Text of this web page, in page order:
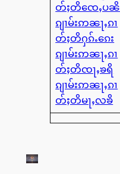
တ်ႈတိၸေႇပၼိ
ၵျၢမ်းဢၼႃႇၵၢ
တ်ႈတိႁၵ်ႉၵေး
ၵျၢမ်းဢၼႃႇၵၢ
တ်ႈတိၸႃႇၶရိ
ၵျၢမ်းဢၼႃႇၵၢ
တ်ႈတိမႃႇလၶိ